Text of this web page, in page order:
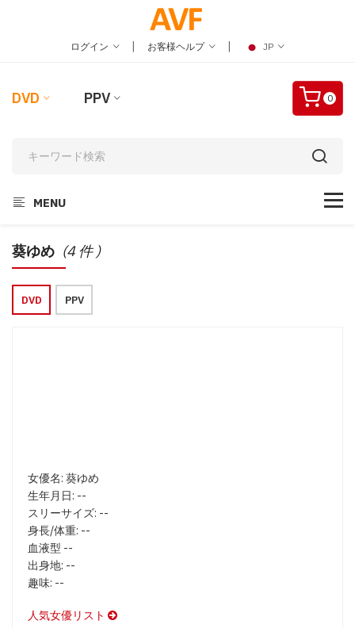
ログイン | お客様ヘルプ | JP
DVD PPV 0
MENU
葵ゆめ (4 件 )
DVD PPV
女優名: 葵ゆめ
生年月日: --
スリーサイズ: --
身長/体重: --
血液型 --
出身地: --
趣味: --
人気女優リスト